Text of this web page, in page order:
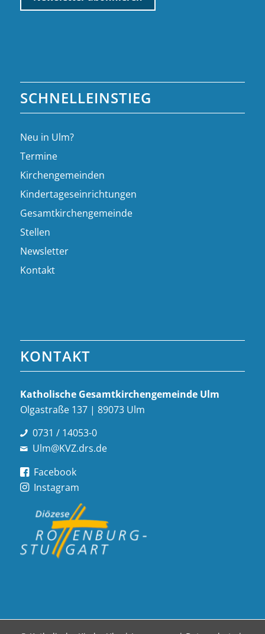
SCHNELLEINSTIEG
Neu in Ulm?
Termine
Kirchengemeinden
Kindertageseinrichtungen
Gesamtkirchengemeinde
Stellen
Newsletter
Kontakt
KONTAKT
Katholische Gesamt­kirchen­gemeinde Ulm
Olgastraße 137 | 89073 Ulm
0731 / 14053-0
Ulm@KVZ.drs.de
Facebook
Instagram